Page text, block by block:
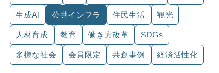
生成AI 公共インフラ 住民生活 観光
人材育成 教育 働き方改革 SDGs
多様な社会 会員限定 共創事例 経済活性化